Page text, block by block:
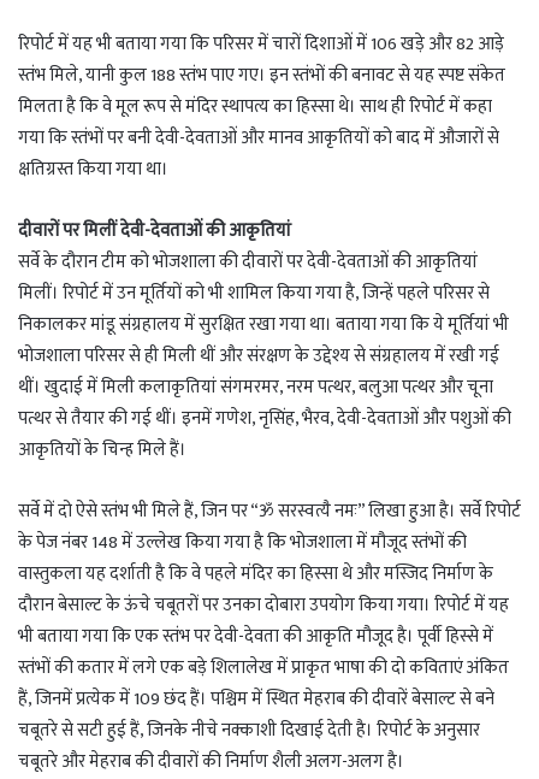
रिपोर्ट में यह भी बताया गया कि परिसर में चारों दिशाओं में 106 खड़े और 82 आड़े
स्तंभ मिले, यानी कुल 188 स्तंभ पाए गए। इन स्तंभों की बनावट से यह स्पष्ट संकेत
मिलता है कि वे मूल रूप से मंदिर स्थापत्य का हिस्सा थे। साथ ही रिपोर्ट में कहा
गया कि स्तंभों पर बनी देवी-देवताओं और मानव आकृतियों को बाद में औजारों से
क्षतिग्रस्त किया गया था।
दीवारों पर मिलीं देवी-देवताओं की आकृतियां
सर्वे के दौरान टीम को भोजशाला की दीवारों पर देवी-देवताओं की आकृतियां
मिलीं। रिपोर्ट में उन मूर्तियों को भी शामिल किया गया है, जिन्हें पहले परिसर से
निकालकर मांडू संग्रहालय में सुरक्षित रखा गया था। बताया गया कि ये मूर्तियां भी
भोजशाला परिसर से ही मिली थीं और संरक्षण के उद्देश्य से संग्रहालय में रखी गई
थीं। खुदाई में मिली कलाकृतियां संगमरमर, नरम पत्थर, बलुआ पत्थर और चूना
पत्थर से तैयार की गई थीं। इनमें गणेश, नृसिंह, भैरव, देवी-देवताओं और पशुओं की
आकृतियों के चिन्ह मिले हैं।
सर्वे में दो ऐसे स्तंभ भी मिले हैं, जिन पर “ॐ सरस्वत्यै नमः” लिखा हुआ है। सर्वे रिपोर्ट
के पेज नंबर 148 में उल्लेख किया गया है कि भोजशाला में मौजूद स्तंभों की
वास्तुकला यह दर्शाती है कि वे पहले मंदिर का हिस्सा थे और मस्जिद निर्माण के
दौरान बेसाल्ट के ऊंचे चबूतरों पर उनका दोबारा उपयोग किया गया। रिपोर्ट में यह
भी बताया गया कि एक स्तंभ पर देवी-देवता की आकृति मौजूद है। पूर्वी हिस्से में
स्तंभों की कतार में लगे एक बड़े शिलालेख में प्राकृत भाषा की दो कविताएं अंकित
हैं, जिनमें प्रत्येक में 109 छंद हैं। पश्चिम में स्थित मेहराब की दीवारें बेसाल्ट से बने
चबूतरे से सटी हुई हैं, जिनके नीचे नक्काशी दिखाई देती है। रिपोर्ट के अनुसार
चबूतरे और मेहराब की दीवारों की निर्माण शैली अलग-अलग है।